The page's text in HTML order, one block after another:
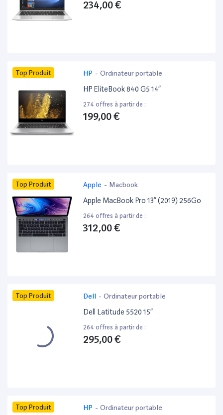
234,00 €
Top Produit HP - Ordinateur portable
HP EliteBook 840 G5 14”
274 offres à partir de :
199,00 €
Top Produit Apple - Macbook
Apple MacBook Pro 13” (2019) 256Go
264 offres à partir de :
312,00 €
Top Produit Dell - Ordinateur portable
Dell Latitude 5520 15”
264 offres à partir de :
295,00 €
Top Produit HP - Ordinateur portable